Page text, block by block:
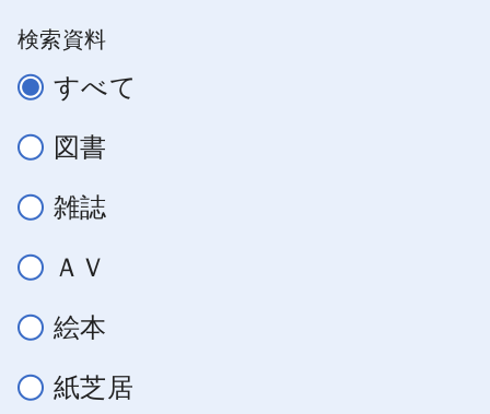
検索資料
すべて
図書
雑誌
ＡＶ
絵本
紙芝居